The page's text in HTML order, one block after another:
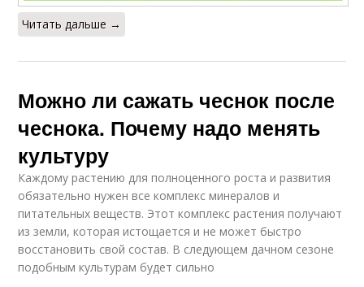
Читать дальше →
Можно ли сажать чеснок после
чеснока. Почему надо менять
культуру
Каждому растению для полноценного роста и развития
обязательно нужен все комплекс минералов и
питательных веществ. Этот комплекс растения получают
из земли, которая истощается и не может быстро
восстановить свой состав. В следующем дачном сезоне
подобным культурам будет сильно